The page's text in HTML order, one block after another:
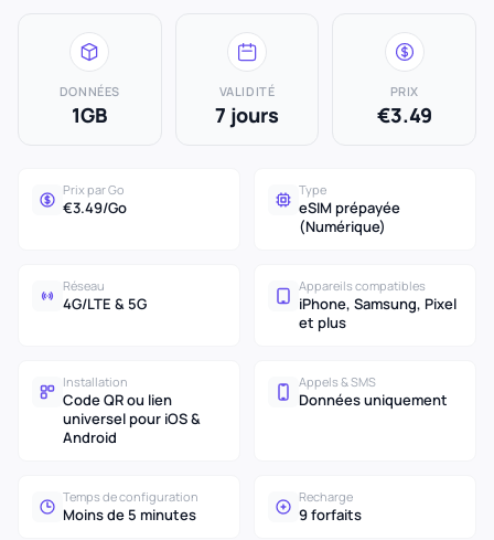
DONNÉES
1GB
VALIDITÉ
7 jours
PRIX
€3.49
Prix par Go
€3.49/Go
Type
eSIM prépayée
(Numérique)
Réseau
4G/LTE & 5G
Appareils compatibles
iPhone, Samsung, Pixel
et plus
Installation
Code QR ou lien
universel pour iOS &
Android
Appels & SMS
Données uniquement
Temps de configuration
Moins de 5 minutes
Recharge
9 forfaits